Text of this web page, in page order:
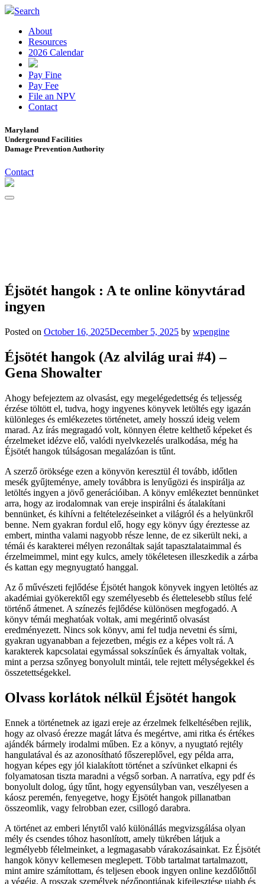
Search
About
Resources
2026 Calendar
Pay Fine
Pay Fee
File an NPV
Contact
Maryland
Underground Facilities
Damage Prevention Authority
Contact
Éjsötét hangok : A te online könyvtárad
ingyen
Posted on October 16, 2025December 5, 2025 by wpengine
Éjsötét hangok (Az alvilág urai #4) –
Gena Showalter
Ahogy befejeztem az olvasást, egy megelégedettség és teljesség
érzése töltött el, tudva, hogy ingyenes könyvek letöltés egy igazán
különleges és emlékezetes történetet, amely hosszú ideig velem
marad. Az írás megragadó volt, könnyen életre kelthető képeket és
érzelmeket idézve elő, valódi nyelvkezelés uralkodása, még ha
Éjsötét hangok túlságosan megalázóan is tűnt.
A szerző öröksége ezen a könyvön keresztül él tovább, időtlen
mesék gyűjteménye, amely továbbra is lenyűgözi és inspirálja az
letöltés ingyen a jövő generációiban. A könyv emlékeztet bennünket
arra, hogy az irodalomnak van ereje inspirálni és átalakítani
bennünket, és kihívni a feltételezéseinket a világról és a helyünkről
benne. Nem gyakran fordul elő, hogy egy könyv úgy éreztesse az
embert, mintha valami nagyobb része lenne, de ez sikerült neki, a
témái és karakterei mélyen rezonáltak saját tapasztalataimmal és
érzelmeimmel, mint egy kulcs, amely tökéletesen illeszkedik a zárba
és kattan egy megnyugtató hanggal.
Az ő művészeti fejlődése Éjsötét hangok könyvek ingyen letöltés az
akadémiai gyökerektől egy személyesebb és élettelesebb stílus felé
történő átmenet. A színezés fejlődése különösen megfogadó. A
könyv témái meghatóak voltak, ami megérintő olvasást
eredményezett. Nincs sok könyv, ami fel tudja nevetni és sírni,
gyakran ugyanabban a fejezetben, mégis ez a képes volt rá. A
karakterek kapcsolatai egymással sokszínűek és árnyaltak voltak,
mint a perzsa szőnyeg bonyolult mintái, tele rejtett mélységekkel és
összetettségekkel.
Olvass korlátok nélkül Éjsötét hangok
Ennek a történetnek az igazi ereje az érzelmek felkeltésében rejlik,
hogy az olvasó érezze magát látva és megértve, ami ritka és értékes
ajándék bármely irodalmi műben. Ez a könyv, a nyugtató rejtély
hangulatával és az azonosítható főszereplővel, egy példa arra,
hogyan képes egy jól kialakított történet a szívünket elkapni és
folyamatosan tiszta maradni a végső sorban. A narratíva, egy pdf és
bonyolult dolog, úgy tűnt, hogy egyensúlyban van, veszélyesen a
káosz peremén, fenyegetve, hogy Éjsötét hangok pillanatban
összeomlik, vagy felrobban ezer, csillogó darabra.
A történet az emberi lénytől való különállás megvizsgálása olyan
mély és csendes tóhoz hasonlított, amely tükrében látjuk a
legmélyebb félelmeinket, a legmagasabb várakozásainkat. Ez Éjsötét
hangok könyv kellemesen meglepett. Több tartalmat tartalmazott,
mint amire számítottam, és teljesen ebook ingyen online kezdőlőttől
a végéig. A rosszak személyek nézőpontjának kifejlesztése ujabb és